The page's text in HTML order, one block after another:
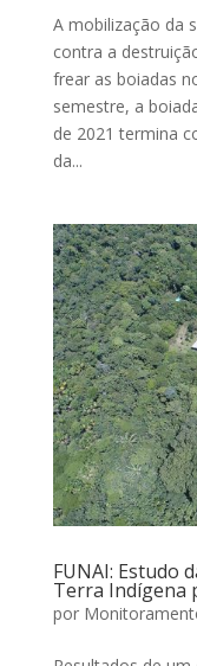
A mobilização da
contra a
frear as boiadas
semestre, a
de 2021 termina
da...
FUNAI: Estudo
Terra Indígena
por